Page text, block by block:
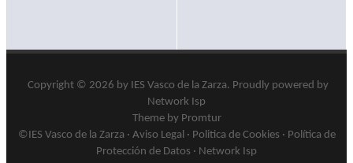
Copyright © 2026 by IES Vasco de la Zarza. Proudly powered by
Network Isp
Theme by Promtur
©IES Vasco de la Zarza · Aviso Legal· Politica de Cookies · Política de
Protección de Datos · Network Isp